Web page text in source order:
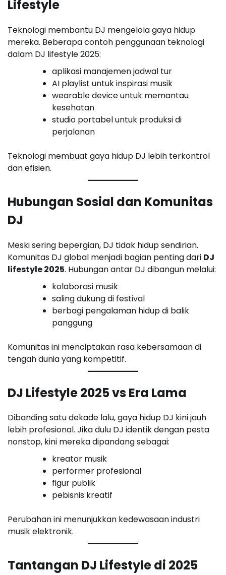
Lifestyle
Teknologi membantu DJ mengelola gaya hidup
mereka. Beberapa contoh penggunaan teknologi
dalam DJ lifestyle 2025:
aplikasi manajemen jadwal tur
AI playlist untuk inspirasi musik
wearable device untuk memantau
kesehatan
studio portabel untuk produksi di
perjalanan
Teknologi membuat gaya hidup DJ lebih terkontrol
dan efisien.
Hubungan Sosial dan Komunitas
DJ
Meski sering bepergian, DJ tidak hidup sendirian.
Komunitas DJ global menjadi bagian penting dari DJ
lifestyle 2025. Hubungan antar DJ dibangun melalui:
kolaborasi musik
saling dukung di festival
berbagi pengalaman hidup di balik
panggung
Komunitas ini menciptakan rasa kebersamaan di
tengah dunia yang kompetitif.
DJ Lifestyle 2025 vs Era Lama
Dibanding satu dekade lalu, gaya hidup DJ kini jauh
lebih profesional. Jika dulu DJ identik dengan pesta
nonstop, kini mereka dipandang sebagai:
kreator musik
performer profesional
figur publik
pebisnis kreatif
Perubahan ini menunjukkan kedewasaan industri
musik elektronik.
Tantangan DJ Lifestyle di 2025